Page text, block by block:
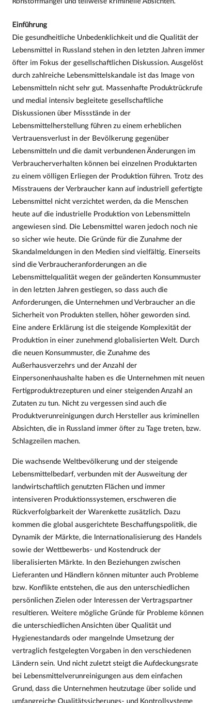
Einführung
Die gesundheitliche Unbedenklichkeit und die Qualität der
Lebensmittel in Russland stehen in den letzten Jahren immer
öfter im Fokus der gesellschaftlichen Diskussion. Ausgelöst
durch zahlreiche Lebensmittelskandale ist das Image von
Lebensmitteln nicht sehr gut. Massenhafte Produktrückrufe
und medial intensiv begleitete gesellschaftliche
Diskussionen über Missstände in der
Lebensmittelherstellung führen zu einem erheblichen
Vertrauensverlust in der Bevölkerung gegenüber
Lebensmitteln und die damit verbundenen Änderungen im
Verbraucherverhalten können bei einzelnen Produktarten
zu einem völligen Erliegen der Produktion führen. Trotz des
Misstrauens der Verbraucher kann auf industriell gefertigte
Lebensmittel nicht verzichtet werden, da die Menschen
heute auf die industrielle Produktion von Lebensmitteln
angewiesen sind. Die Lebensmittel waren jedoch noch nie
so sicher wie heute. Die Gründe für die Zunahme der
Skandalmeldungen in den Medien sind vielfältig. Einerseits
sind die Verbraucheranforderungen an die
Lebensmittelqualität wegen der geänderten Konsummuster
in den letzten Jahren gestiegen, so dass auch die
Anforderungen, die Unternehmen und Verbraucher an die
Sicherheit von Produkten stellen, höher geworden sind.
Eine andere Erklärung ist die steigende Komplexität der
Produktion in einer zunehmend globalisierten Welt. Durch
die neuen Konsummuster, die Zunahme des
Außerhausverzehrs und der Anzahl der
Einpersonenhaushalte haben es die Unternehmen mit neuen
Fertigproduktrezepturen und einer steigenden Anzahl an
Zutaten zu tun. Nicht zu vergessen sind auch die
Produktverunreinigungen durch Hersteller aus kriminellen
Absichten, die in Russland immer öfter zu Tage treten, bzw.
Schlagzeilen machen.
Die wachsende Weltbevölkerung und der steigende
Lebensmittelbedarf, verbunden mit der Ausweitung der
landwirtschaftlich genutzten Flächen und immer
intensiveren Produktionssystemen, erschweren die
Rückverfolgbarkeit der Warenkette zusätzlich. Dazu
kommen die global ausgerichtete Beschaffungspolitik, die
Dynamik der Märkte, die Internationalisierung des Handels
sowie der Wettbewerbs- und Kostendruck der
liberalisierten Märkte. In den Beziehungen zwischen
Lieferanten und Händlern können mitunter auch Probleme
bzw. Konflikte entstehen, die aus den unterschiedlichen
persönlichen Zielen oder Interessen der Vertragspartner
resultieren. Weitere mögliche Gründe für Probleme können
die unterschiedlichen Ansichten über Qualität und
Hygienestandards oder mangelnde Umsetzung der
vertraglich festgelegten Vorgaben in den verschiedenen
Ländern sein. Und nicht zuletzt steigt die Aufdeckungsrate
bei Lebensmittelverunreinigungen aus dem einfachen
Grund, dass die Unternehmen heutzutage über solide und
umfangreiche Qualitätssicherungs- und Kontrollsysteme